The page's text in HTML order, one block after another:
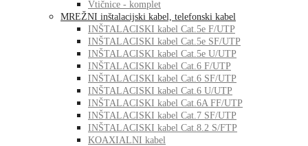
Vtičnice - komplet
MREŽNI inštalacijski kabel, telefonski kabel
INŠTALACISKI kabel Cat.5e F/UTP
INŠTALACISKI kabel Cat.5e SF/UTP
INŠTALACISKI kabel Cat.5e U/UTP
INŠTALACISKI kabel Cat.6 F/UTP
INŠTALACISKI kabel Cat.6 SF/UTP
INŠTALACISKI kabel Cat.6 U/UTP
INŠTALACISKI kabel Cat.6A FF/UTP
INŠTALACISKI kabel Cat.7 SF/UTP
INŠTALACISKI kabel Cat.8.2 S/FTP
KOAXIALNI kabel